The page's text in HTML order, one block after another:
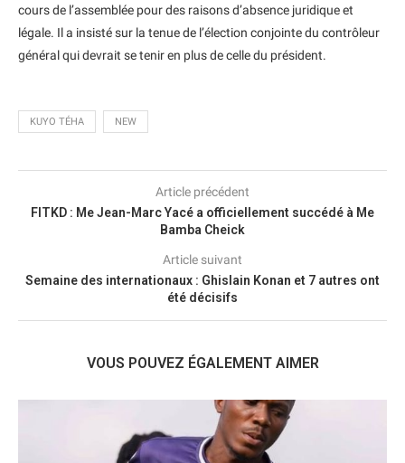
cours de l’assemblée pour des raisons d’absence juridique et
légale. Il a insisté sur la tenue de l’élection conjointe du contrôleur
général qui devrait se tenir en plus de celle du président.
KUYO TÉHA NEW
Article précédent
FITKD : Me Jean-Marc Yacé a officiellement succédé à Me
Bamba Cheick
Article suivant
Semaine des internationaux : Ghislain Konan et 7 autres ont
été décisifs
VOUS POUVEZ ÉGALEMENT AIMER